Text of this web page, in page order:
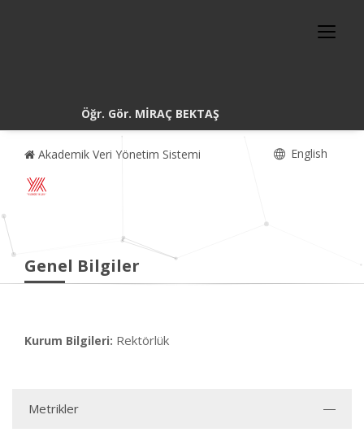
Öğr. Gör. MİRAÇ BEKTAŞ
Akademik Veri Yönetim Sistemi English
Genel Bilgiler
Kurum Bilgileri: Rektörlük
Metrikler